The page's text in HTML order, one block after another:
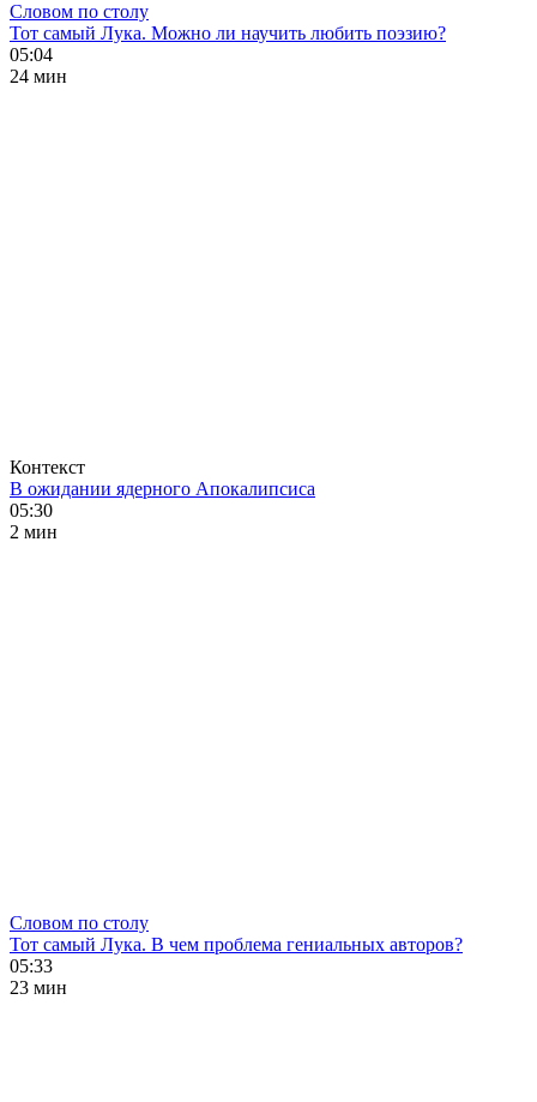
Словом по столу
Тот самый Лука. Можно ли научить любить поэзию?
05:04
24 мин
Контекст
В ожидании ядерного Апокалипсиса
05:30
2 мин
Словом по столу
Тот самый Лука. В чем проблема гениальных авторов?
05:33
23 мин